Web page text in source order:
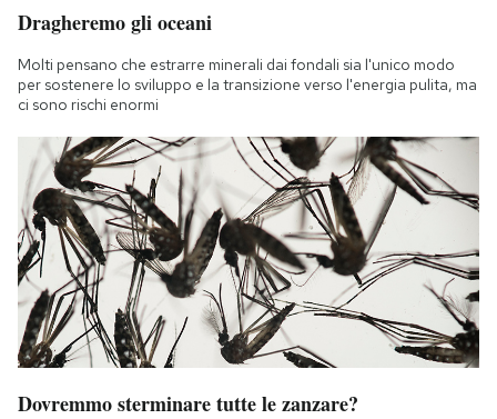
Dragheremo gli oceani
Molti pensano che estrarre minerali dai fondali sia l'unico modo
per sostenere lo sviluppo e la transizione verso l'energia pulita, ma
ci sono rischi enormi
Dovremmo sterminare tutte le zanzare?